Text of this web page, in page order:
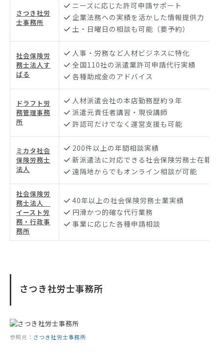
さつき社労
士事務所
ニーズに応じた許可申請サポート
企業法務への実績を活かした情報提供力
土・日曜日の相談も可能（要予約）
社会保険労
務士法人す
ばる
人事・労務など人材ビジネスに特化
全国110社の派遣業許可申請代行実績
各種助成金のアドバイス
ドラフト労
務管理事務
所
人材派遣会社の本店勤務歴約９年
派遣元責任者講習・現役講師
許認可だけでなく運営支援も可能
ミカタ社会
保険労務士
法人
200件以上の年間相談実績
新派遣法に対応できる社会保険労務士在籍
遠隔地からでもオンライン相談が可能
社会保険労
務士法人
イースト労
務・行政事
務所
40年以上の社会保険労務士業実績
円滑かつ的確な代行業務
事業に応じた各種申請相談
さつき社労士事務所
参照元： さつき社労士事務所